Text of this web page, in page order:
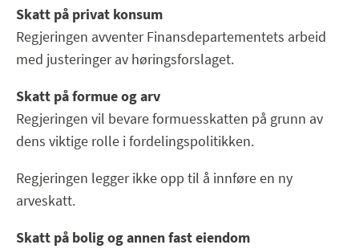
Skatt på privat konsum
Regjeringen avventer Finansdepartementets arbeid
med justeringer av høringsforslaget.
Skatt på formue og arv
Regjeringen vil bevare formuesskatten på grunn av
dens viktige rolle i fordelingspolitikken.
Regjeringen legger ikke opp til å innføre en ny
arveskatt.
Skatt på bolig og annen fast eiendom